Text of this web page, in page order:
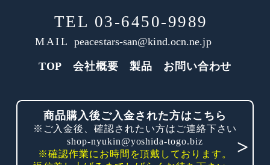
TEL 03-6450-9989
MAIL peacestars-san@kind.ocn.ne.jp
TOP 会社概要 製品 お問い合わせ
商品購入後ご入金された方はこちら
※ご入金後、確認されたい方はご連絡下さい
shop-nyukin@yoshida-togo.biz
※確認作業にお時間を頂戴しております。